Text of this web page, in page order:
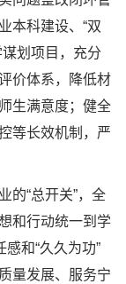
本科建设、“双
划项目，充分
价体系，降低材
生满意度；健全
等长效机制，严
的“总开关”，全
和行动统一到学
和“久久为功”
量发展、服务宁